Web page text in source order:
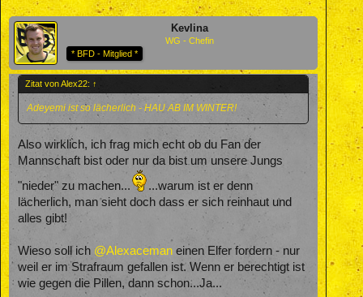
Kevlina
WG - Chefin
* BFD - Mitglied *
Zitat von Alex22: ↑
Adeyemi ist so lächerlich - HAU AB IM WINTER!
Also wirklich, ich frag mich echt ob du Fan der
Mannschaft bist oder nur da bist um unsere Jungs
"nieder" zu machen...
...warum ist er denn
lächerlich, man sieht doch dass er sich reinhaut und
alles gibt!
Wieso soll ich @Alexaceman einen Elfer fordern - nur
weil er im Strafraum gefallen ist. Wenn er berechtigt ist
wie gegen die Pillen, dann schon...Ja...